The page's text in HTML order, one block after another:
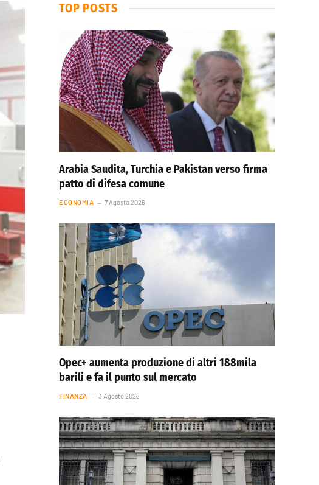
TOP POSTS
Arabia Saudita, Turchia e Pakistan verso firma
patto di difesa comune
ECONOMIA 7 Agosto 2026
Opec+ aumenta produzione di altri 188mila
barili e fa il punto sul mercato
FINANZA 3 Agosto 2026